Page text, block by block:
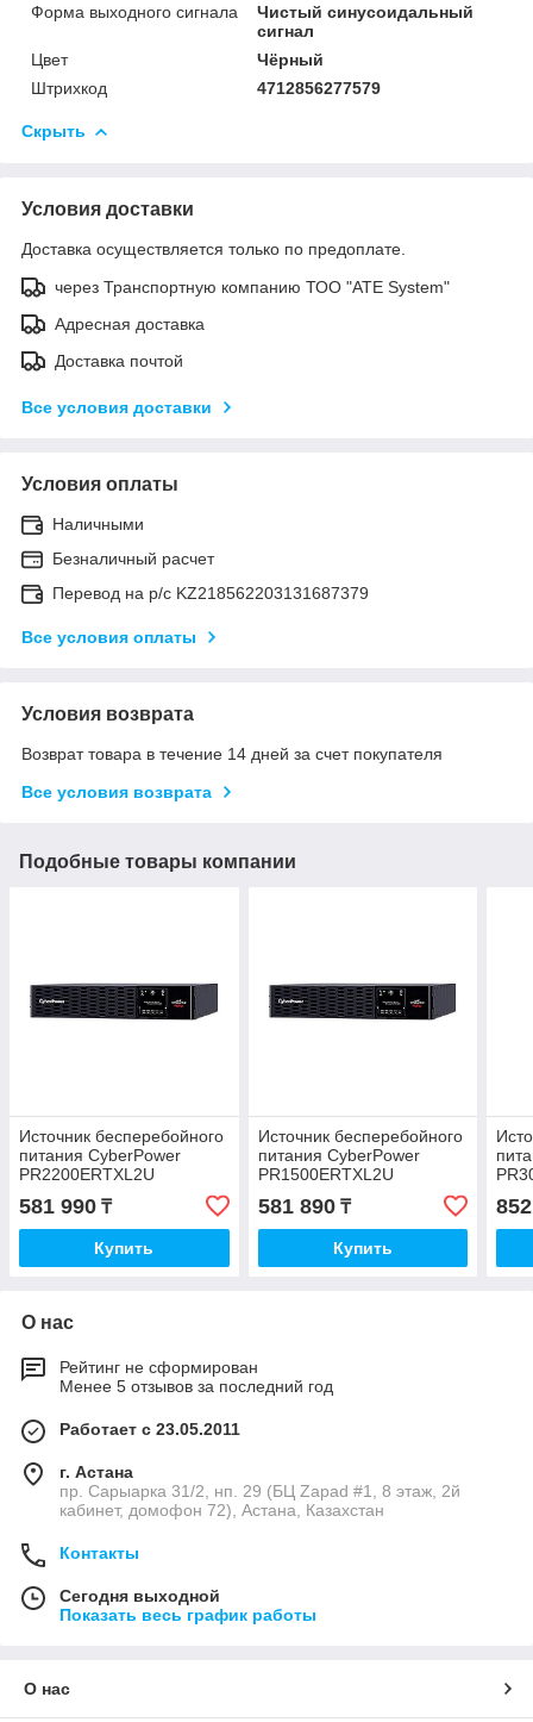
Форма выходного сигнала
Чистый синусоидальный
сигнал
Цвет
Чёрный
Штрихкод
4712856277579
Скрыть
Условия доставки
Доставка осуществляется только по предоплате.
через Транспортную компанию ТОО "ATE System"
Адресная доставка
Доставка почтой
Все условия доставки
Условия оплаты
Наличными
Безналичный расчет
Перевод на р/с KZ218562203131687379
Все условия оплаты
Условия возврата
Возврат товара в течение 14 дней за счет покупателя
Все условия возврата
Подобные товары компании
Источник бесперебойного
питания CyberPower
PR2200ERTXL2U
581 990 ₸
Купить
Источник бесперебойного
питания CyberPower
PR1500ERTXL2U
581 890₸
Купить
О нас
Рейтинг не сформирован
Менее 5 отзывов за последний год
Работает с 23.05.2011
г. Астана
пр. Сарыарка 31/2, нп. 29 (БЦ Zapad #1, 8 этаж, 2й
кабинет, домофон 72), Астана, Казахстан
Контакты
Сегодня выходной
Показать весь график работы
О нас